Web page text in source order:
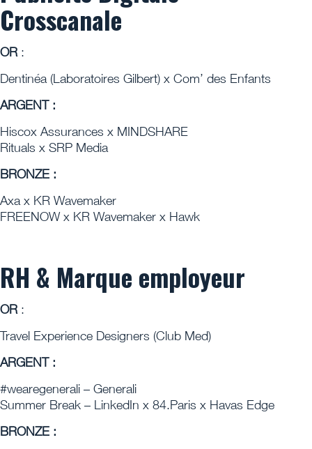
Crosscanale
OR :
Dentinéa (Laboratoires Gilbert) x Com’ des Enfants
ARGENT :
Hiscox Assurances x MINDSHARE
Rituals x SRP Media
BRONZE :
Axa x KR Wavemaker
FREENOW x KR Wavemaker x Hawk
RH & Marque employeur
OR :
Travel Experience Designers (Club Med)
ARGENT :
#wearegenerali – Generali
Summer Break – LinkedIn x 84.Paris x Havas Edge
BRONZE :